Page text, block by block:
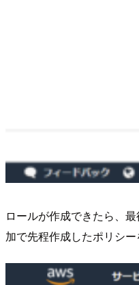
ロールが作成できたら、
加で先程作成したポリシー